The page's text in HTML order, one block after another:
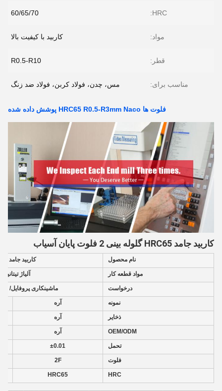
HRC:
60/65/70
مواد: کاربید با کیفیت بالا
قطر: R0.5-R10
مناسب برای: مس، چدن، فولاد کربن، فولاد ضد زنگ
فلوت ها HRC65 R0.5-R3mm Naco پوشش داده شده
کاربید جامد HRC65 گلوله بینی 2 فلوت پایان آسیاب
نام محصول کاربید جامد HRC65 گلوله بینی 2 فلوت پایان آسیاب
مواد قطعه کار آلیاژ
درخواست ماشینکاری پروفایل/
نمونه آره
ذخایر آره
OEM/ODM آره
تحمل ±0.01
فلوت 2F
HRC
HRC65